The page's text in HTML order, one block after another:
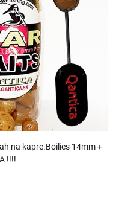
na kapre.Boilies 14mm +
!!!!